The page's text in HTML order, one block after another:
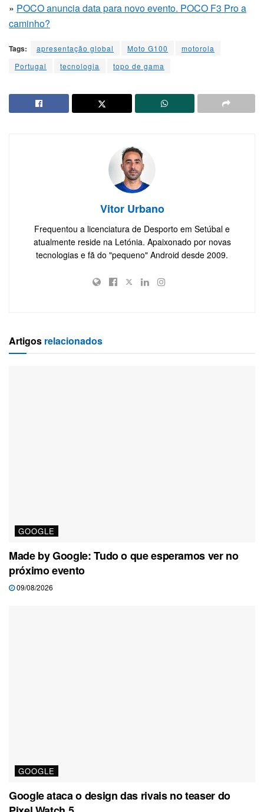
» POCO anuncia data para novo evento. POCO F3 Pro a
caminho?
Tags: apresentação global Moto G100
motorola
Portugal
tecnologia topo de gama
Vitor Urbano
Frequentou a licenciatura de Desporto em Setúbal e
atualmente reside na Letónia. Apaixonado por novas
tecnologias e fã do "pequeno" Android desde 2009.
Artigos relacionados
GOOGLE
Made by Google: Tudo o que esperamos ver no
próximo evento
09/08/2026
GOOGLE
Google ataca o design das rivais no teaser do